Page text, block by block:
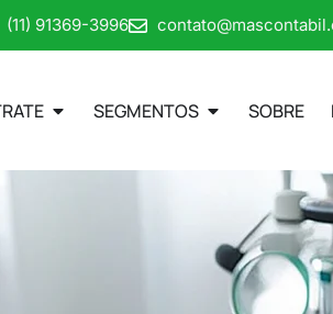
(11) 91369-3996
SEGMENTOS SOBRE